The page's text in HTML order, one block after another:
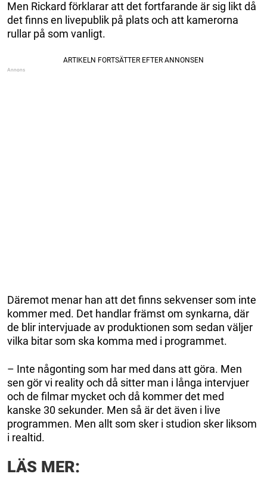
Men Rickard förklarar att det fortfarande är sig likt då
det finns en livepublik på plats och att kamerorna
rullar på som vanligt.
Däremot menar han att det finns sekvenser som inte
kommer med. Det handlar främst om synkarna, där
de blir intervjuade av produktionen som sedan väljer
vilka bitar som ska komma med i programmet.
– Inte någonting som har med dans att göra. Men
sen gör vi reality och då sitter man i långa intervjuer
och de filmar mycket och då kommer det med
kanske 30 sekunder. Men så är det även i live
programmen. Men allt som sker i studion sker liksom
i realtid.
LÄS MER: